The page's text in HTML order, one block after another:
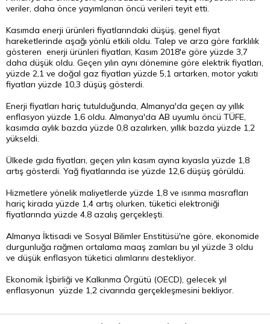
veriler, daha önce yayımlanan öncü verileri teyit etti.
Kasımda enerji ürünleri fiyatlarındaki düşüş, genel fiyat
hareketlerinde aşağı yönlü etkili oldu. Talep ve arza göre farklılık
gösteren enerji ürünleri fiyatları, Kasım 2018'e göre yüzde 3,7
daha düşük oldu. Geçen yılın aynı dönemine göre elektrik fiyatları,
yüzde 2,1 ve doğal gaz fiyatları yüzde 5,1 artarken, motor yakıtı
fiyatları yüzde 10,3 düşüş gösterdi.
Enerji fiyatları hariç tutulduğunda, Almanya'da geçen ay yıllık
enflasyon yüzde 1,6 oldu. Almanya'da AB uyumlu öncü TÜFE,
kasımda aylık bazda yüzde 0,8 azalırken, yıllık bazda yüzde 1,2
yükseldi.
Ülkede gıda fiyatları, geçen yılın kasım ayına kıyasla yüzde 1,8
artış gösterdi. Yağ fiyatlarında ise yüzde 12,6 düşüş görüldü.
Hizmetlere yönelik maliyetlerde yüzde 1,8 ve ısınma masrafları
hariç kirada yüzde 1,4 artış olurken, tüketici elektroniği
fiyatlarında yüzde 4,8 azalış gerçekleşti.
Almanya İktisadi ve Sosyal Bilimler Enstitüsü'ne göre, ekonomide
durgunluğa rağmen ortalama maaş zamları bu yıl yüzde 3 oldu
ve düşük enflasyon tüketici alımlarını destekliyor.
Ekonomik İşbirliği ve Kalkınma Örgütü (OECD), gelecek yıl
enflasyonun yüzde 1,2 civarında gerçekleşmesini bekliyor.